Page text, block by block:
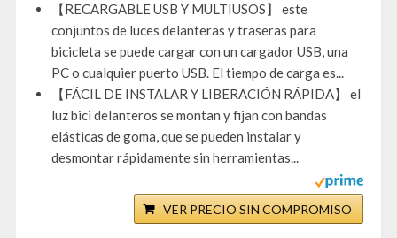
【RECARGABLE USB Y MULTIUSOS】 este
conjuntos de luces delanteras y traseras para
bicicleta se puede cargar con un cargador USB, una
PC o cualquier puerto USB. El tiempo de carga es...
【FÁCIL DE INSTALAR Y LIBERACIÓN RÁPIDA】 el
luz bici delanteros se montan y fijan con bandas
elásticas de goma, que se pueden instalar y
desmontar rápidamente sin herramientas...
VER PRECIO SIN COMPROMISO